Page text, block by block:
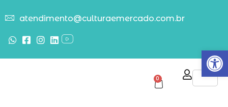
Abrir
atendimento@culturaemercado.com.br
0